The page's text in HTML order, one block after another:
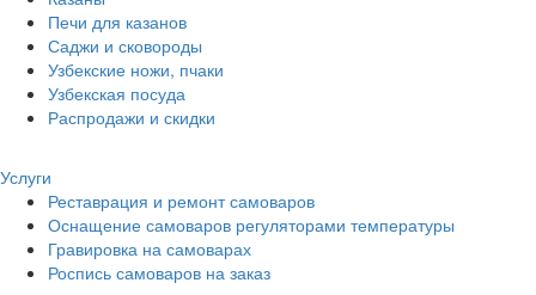
Печи для казанов
Саджи и сковороды
Узбекские ножи, пчаки
Узбекская посуда
Распродажи и скидки
Услуги
Реставрация и ремонт самоваров
Оснащение самоваров регуляторами температуры
Гравировка на самоварах
Роспись самоваров на заказ